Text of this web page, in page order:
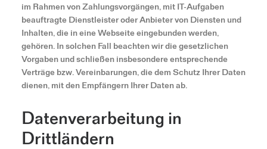
im Rahmen von Zahlungsvorgängen, mit IT-Aufgaben
beauftragte Dienstleister oder Anbieter von Diensten und
Inhalten, die in eine Webseite eingebunden werden,
gehören. In solchen Fall beachten wir die gesetzlichen
Vorgaben und schließen insbesondere entsprechende
Verträge bzw. Vereinbarungen, die dem Schutz Ihrer Daten
dienen, mit den Empfängern Ihrer Daten ab.
Datenverarbeitung in
Drittländern